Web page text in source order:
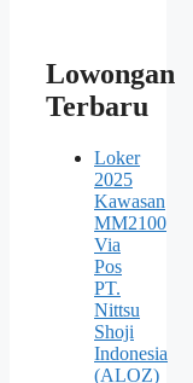
Lowongan
Terbaru
Loker
2025
Kawasan
MM2100
Via
Pos
PT.
Nittsu
Shoji
Indonesia
(ALOZ)